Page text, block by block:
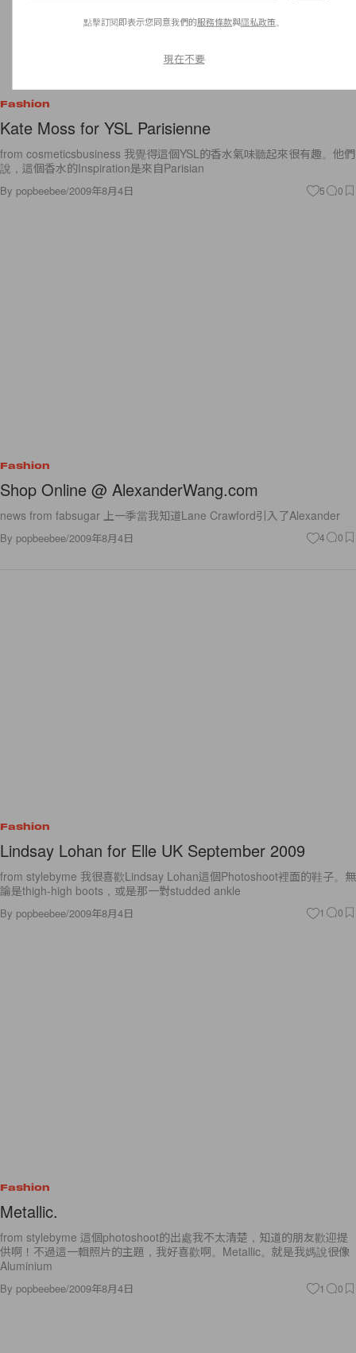
Fashion
Kate Moss for YSL Parisienne
from cosmeticsbusiness 我覺得這個YSL的香水氣味聽起來很有趣。他們
說，這個香水的Inspiration是來自Parisian
By popbeebee/2009年8月4日 5 0
Fashion
Shop Online @ AlexanderWang.com
news from fabsugar 上一季當我知道Lane Crawford引入了Alexander
By popbeebee/2009年8月4日 4 0
Fashion
Lindsay Lohan for Elle UK September 2009
from stylebyme 我很喜歡Lindsay Lohan這個Photoshoot裡面的鞋子。無
論是thigh-high boots，或是那一對studded ankle
By popbeebee/2009年8月4日 1 0
Fashion
Metallic.
from stylebyme 這個photoshoot的出處我不太清楚，知道的朋友歡迎提
供啊！不過這一輯照片的主題，我好喜歡啊。Metallic。就是我媽說很像
Aluminium
By popbeebee/2009年8月4日 1 0
點擊訂閱即表示您同意我們的服務條款與隱私政策
現在不要